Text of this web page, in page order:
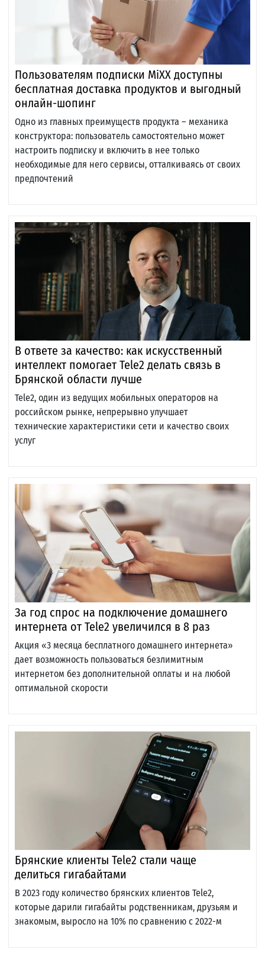
Пользователям подписки MiXX доступны
бесплатная доставка продуктов и выгодный
онлайн-шопинг
Одно из главных преимуществ продукта – механика
конструктора: пользователь самостоятельно может
настроить подписку и включить в нее только
необходимые для него сервисы, отталкиваясь от своих
предпочтений
В ответе за качество: как искусственный
интеллект помогает Tele2 делать связь в
Брянской области лучше
Tele2, один из ведущих мобильных операторов на
российском рынке, непрерывно улучшает
технические характеристики сети и качество своих
услуг
За год спрос на подключение домашнего
интернета от Tele2 увеличился в 8 раз
Акция «3 месяца бесплатного домашнего интернета»
дает возможность пользоваться безлимитным
интернетом без дополнительной оплаты и на любой
оптимальной скорости
Брянские клиенты Tele2 стали чаще
делиться гигабайтами
В 2023 году количество брянских клиентов Tele2,
которые дарили гигабайты родственникам, друзьям и
знакомым, выросло на 10% по сравнению с 2022-м